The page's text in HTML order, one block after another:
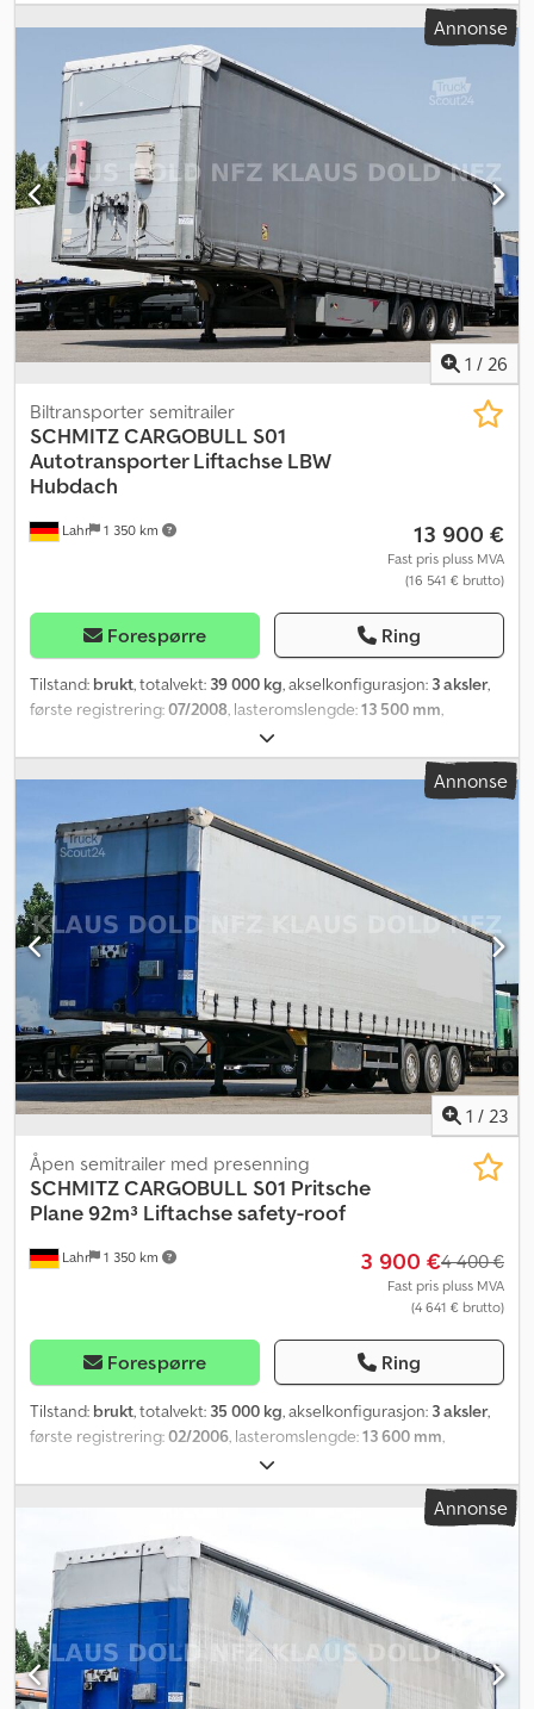
Annonse
1 / 26
Lahr 1 350 km
Biltransporter semitrailer
SCHMITZ CARGOBULL S01
Autotransporter Liftachse LBW
Hubdach
13 900 €
Fast pris pluss MVA
(16 541 € brutto)
Forespørre Ring
Tilstand: brukt, totalvekt: 39 000 kg, akselkonfigurasjon: 3 aksler,
første registrering:07/2008 , lasteromslengde:13 500 mm
, lasteromshøyde:
lasteromsvolum:99 m³, Utstyr:ABS,
Annonse
1 / 23
Lahr 1 350 km
Åpen semitrailer med presenning
SCHMITZ CARGOBULL S01 Pritsche
Plane 92m³ Liftachse safety-roof
3 900 €4 400 €
Fast pris pluss MVA
(4 641 € brutto)
Forespørre Ring
Tilstand: brukt, totalvekt: 35 000 kg, akselkonfigurasjon: 3 aksler,
første registrering:02/2006, lasteromslengde:13 600 mm,
, lasteromshøyde:
lasteromsvolum:92 m³, Utstyr:ABS,
Annonse